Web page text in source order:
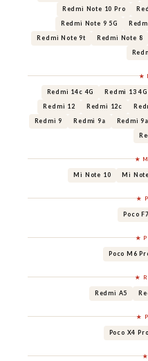
Redmi Note 10 Pro
Redmi Note 9 5G
Redmi Note 9t Redmi Note 8
★
Redmi 14c 4G Redmi 13 4G
Redmi 12 Redmi 12c
Redmi 9 Redmi 9a Redmi
★
Mi Note 10 Mi
★
Poco F7
★
Poco M6
★
Redmi A5
★
Poco X4 Pro
★